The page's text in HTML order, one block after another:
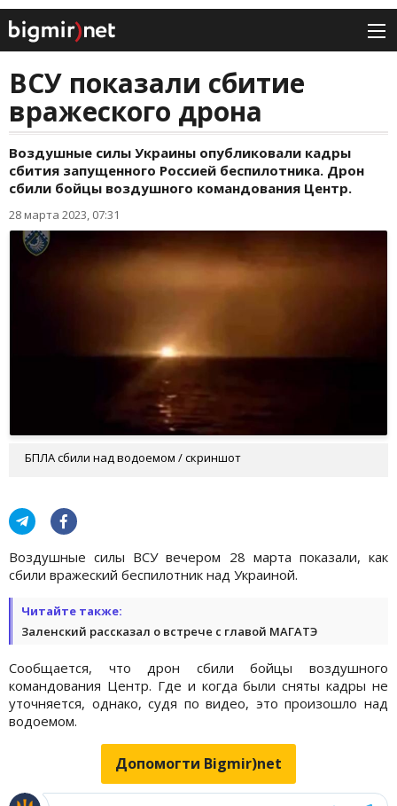
ВСУ показали сбитие
вражеского дрона
Воздушные силы Украины опубликовали кадры
сбития запущенного Россией беспилотника. Дрон
сбили бойцы воздушного командования Центр.
28 марта 2023, 07:31
БПЛА сбили над водоемом / скриншот
Воздушные силы ВСУ вечером 28 марта показали, как
сбили вражеский беспилотник над Украиной.
Читайте также:
Заленский рассказал о встрече с главой МАГАТЭ
Сообщается, что дрон сбили бойцы воздушного
командования Центр. Где и когда были сняты кадры не
уточняется, однако, судя по видео, это произошло над
водоемом.
Допомогти Bigmir)net